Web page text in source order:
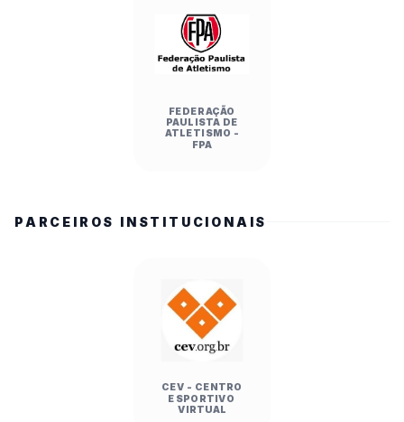
FEDERAÇÃO
PAULISTA DE
ATLETISMO -
FPA
PARCEIROS INSTITUCIONAIS
CEV - CENTRO
ESPORTIVO
VIRTUAL